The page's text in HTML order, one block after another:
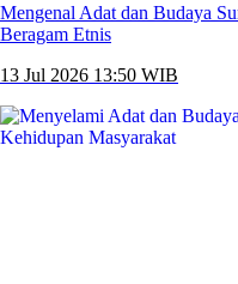
Mengenal Adat dan Budaya
Beragam Etnis
13 Jul 2026 13:50 WIB